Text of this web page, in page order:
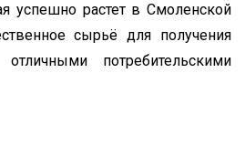
успешно растет в Смоленской
сырьё для получения
потребительскими